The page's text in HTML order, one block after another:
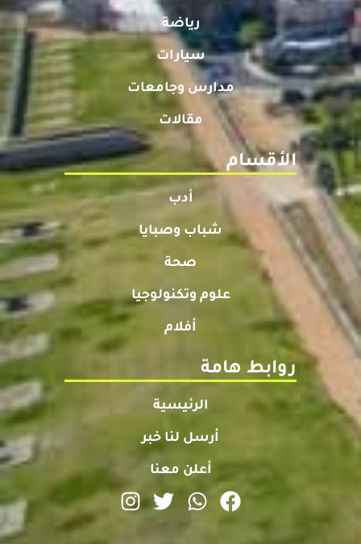
رياضة
سيارات
مدارس وجامعات
مقالات
الأقسام
أدب
شباب وصبايا
صحة
علوم وتكنولوجيا
أفلام
روابط هامة
الرئيسية
أرسل لنا خبر
أعلن معنا